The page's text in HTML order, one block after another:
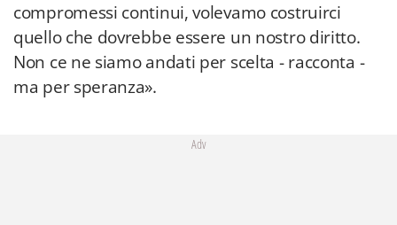
compromessi continui, volevamo costruirci
quello che dovrebbe essere un nostro diritto.
Non ce ne siamo andati per scelta - racconta -
ma per speranza».
Adv